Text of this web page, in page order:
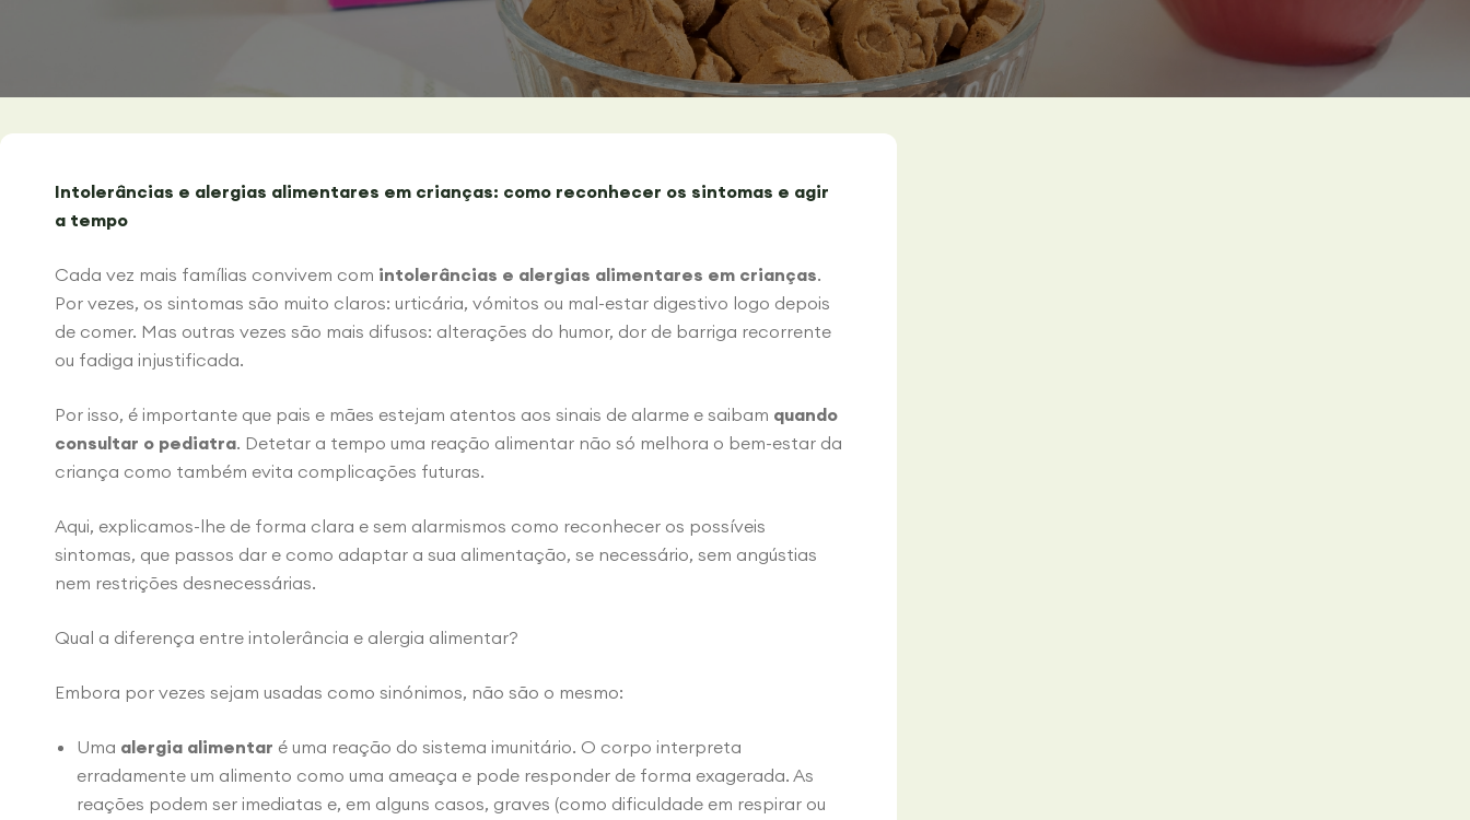
Intolerâncias e alergias alimentares em crianças: como reconhecer os sintomas e agir
a tempo
Cada vez mais famílias convivem com intolerâncias e alergias alimentares em crianças.
Por vezes, os sintomas são muito claros: urticária, vómitos ou mal-estar digestivo logo depois
de comer. Mas outras vezes são mais difusos: alterações do humor, dor de barriga recorrente
ou fadiga injustificada.
Por isso, é importante que pais e mães estejam atentos aos sinais de alarme e saibam quando
consultar o pediatra. Detetar a tempo uma reação alimentar não só melhora o bem-estar da
criança como também evita complicações futuras.
Aqui, explicamos-lhe de forma clara e sem alarmismos como reconhecer os possíveis
sintomas, que passos dar e como adaptar a sua alimentação, se necessário, sem angústias
nem restrições desnecessárias.
Qual a diferença entre intolerância e alergia alimentar?
Embora por vezes sejam usadas como sinónimos, não são o mesmo:
Uma alergia alimentar é uma reação do sistema imunitário. O corpo interpreta
erradamente um alimento como uma ameaça e pode responder de forma exagerada. As
reações podem ser imediatas e, em alguns casos, graves (como dificuldade em respirar ou